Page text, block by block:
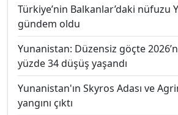
Türkiye’nin Balkanlar’daki nüfuzu
gündem oldu
Yunanistan: Düzensiz göçte
yüzde 34 düşüş yaşandı
Yunanistan'ın Skyros Adası ve
yangını çıktı